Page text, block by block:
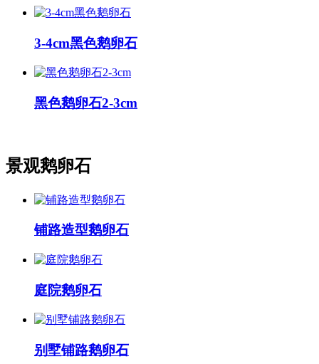
3-4cm黑色鹅卵石
黑色鹅卵石2-3cm
景观鹅卵石
铺路造型鹅卵石
庭院鹅卵石
别墅铺路鹅卵石